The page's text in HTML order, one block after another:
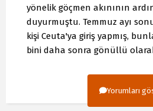
yönelik göçmen akınının
duyurmuştu. Temmuz ayı
kişi Ceuta'ya giriş yapmış,
bini daha sonra gönüllü
Yorumları